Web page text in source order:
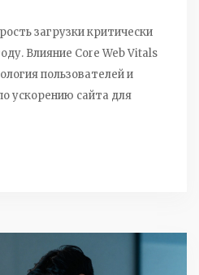
загрузки критически
Влияние Core Web Vitals
пользователей и
ускорению сайта для